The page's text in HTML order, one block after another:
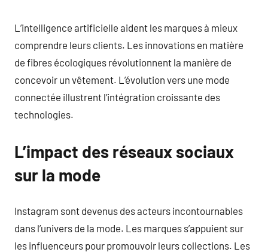
L’intelligence artificielle aident les marques à mieux
comprendre leurs clients. Les innovations en matière
de fibres écologiques révolutionnent la manière de
concevoir un vêtement. L’évolution vers une mode
connectée illustrent l’intégration croissante des
technologies.
L’impact des réseaux sociaux
sur la mode
Instagram sont devenus des acteurs incontournables
dans l’univers de la mode. Les marques s’appuient sur
les influenceurs pour promouvoir leurs collections. Les